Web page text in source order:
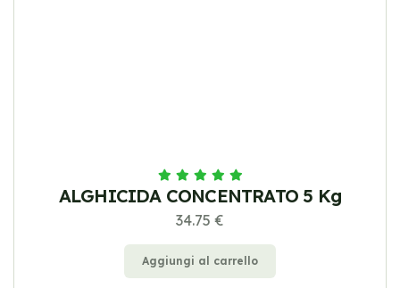
ALGHICIDA CONCENTRATO 5 Kg
34.75 €
Aggiungi al carrello